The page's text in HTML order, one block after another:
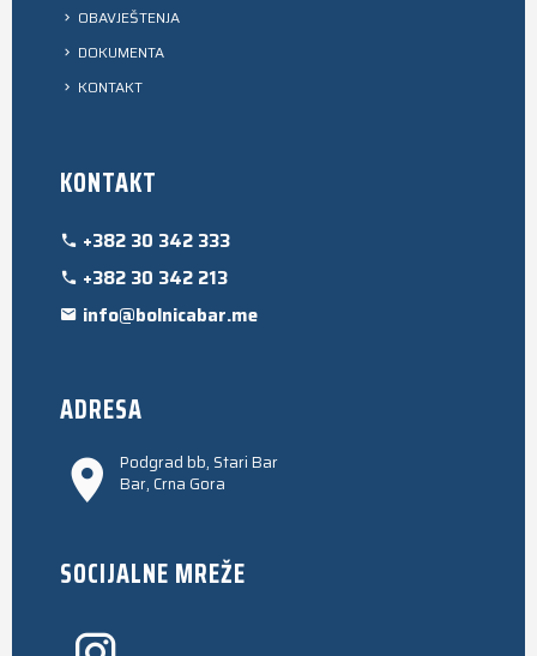
OBAVJEŠTENJA
DOKUMENTA
KONTAKT
KONTAKT
+382 30 342 333
+382 30 342 213
info@bolnicabar.me
ADRESA
Podgrad bb, Stari Bar
Bar, Crna Gora
SOCIJALNE MREŽE